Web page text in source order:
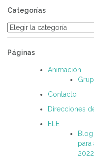
Categorías
Categorías
Páginas
Animación
Contacto
Direcciones
ELE
para
2022